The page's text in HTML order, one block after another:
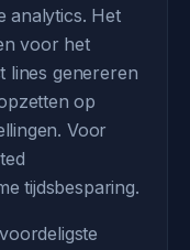
analytics. Het
voor het
lines genereren
op
Voor
tijdsbesparing.